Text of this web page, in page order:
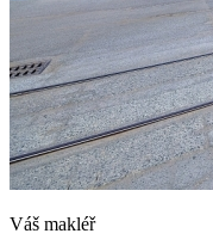
Váš makléř